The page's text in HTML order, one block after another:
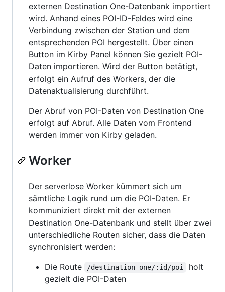
externen Destination One-Datenbank importiert
wird. Anhand eines POI-ID-Feldes wird eine
Verbindung zwischen der Station und dem
entsprechenden POI hergestellt. Über einen
Button im Kirby Panel können Sie gezielt POI-
Daten importieren. Wird der Button betätigt,
erfolgt ein Aufruf des Workers, der die
Datenaktualisierung durchführt.
Der Abruf von POI-Daten von Destination One
erfolgt auf Abruf. Alle Daten vom Frontend
werden immer von Kirby geladen.
Worker
Der serverlose Worker kümmert sich um
sämtliche Logik rund um die POI-Daten. Er
kommuniziert direkt mit der externen
Destination One-Datenbank und stellt über zwei
unterschiedliche Routen sicher, dass die Daten
synchronisiert werden:
Die Route
/destination-one/:id/poi
holt
gezielt die POI-Daten